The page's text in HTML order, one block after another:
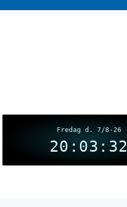
Fredag d. 7/8-26
20:03:33